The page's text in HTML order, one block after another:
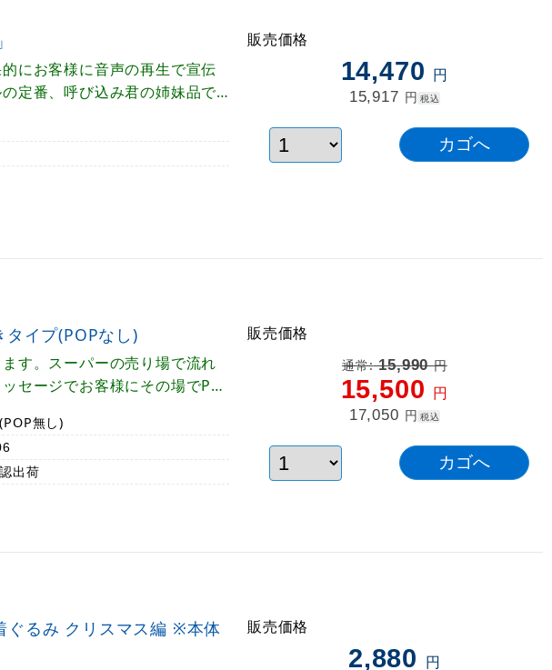
にお客様に音声の再生で宣伝
定番、呼び込み君の姉妹品で
販売価格
14,470 円
15,917 円 税込
イプ(POPなし)
す。スーパーの売り場で流れ
セージでお客様にその場でPR
無し)
出荷
販売価格
通常:15,990円
15,500 円
17,050 円 税込
ぐるみ クリスマス編 ※本体
販売価格
2,880 円